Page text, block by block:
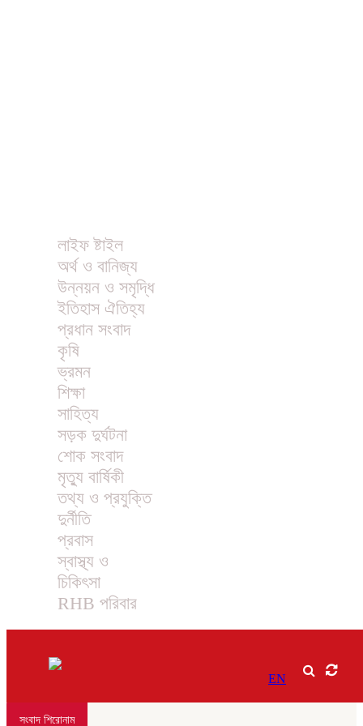
লাইফ ষ্টাইল
অর্থ ও বানিজ্য
উন্নয়ন ও সমৃদ্ধি
ইতিহাস ঐতিহ্য
প্রধান সংবাদ
কৃষি
ভ্রমন
শিক্ষা
সাহিত্য
সড়ক দুর্ঘটনা
শোক সংবাদ
মৃত্যু বার্ষিকী
তথ্য ও প্রযুক্তি
দুর্নীতি
প্রবাস
স্বাস্থ্য ও
চিকিৎসা
RHB পরিবার
EN
সংবাদ শিরোনাম